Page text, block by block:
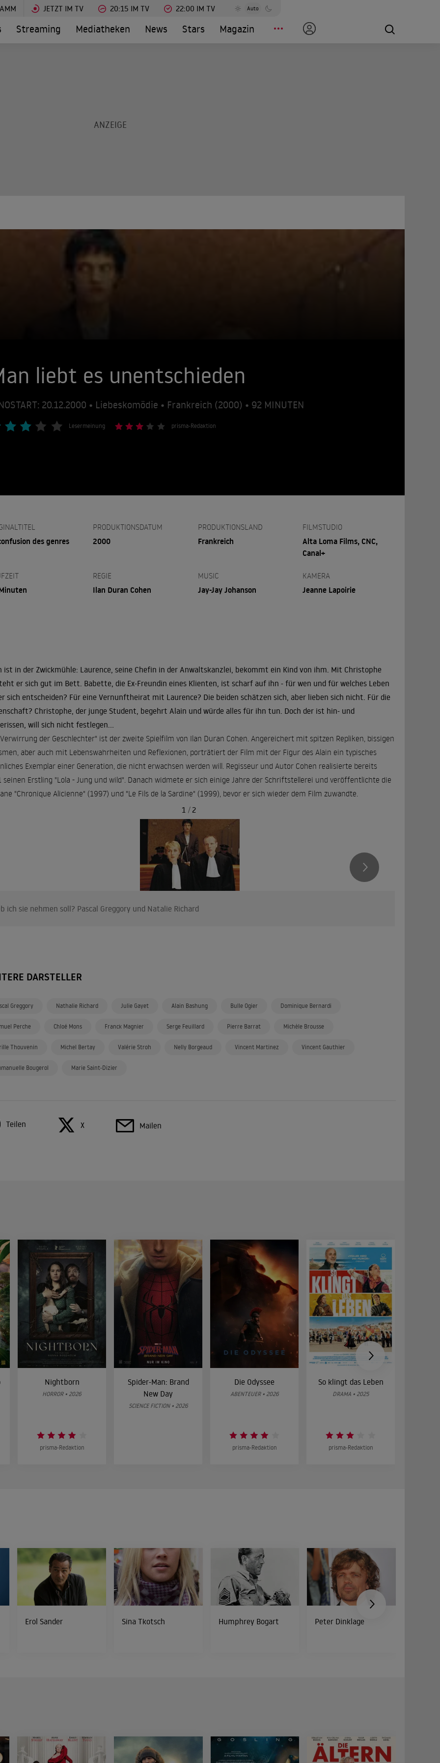
JETZT IM TV 20:15 IM TV 22:00 IM TV Auto
Streaming Mediatheken News Stars Magazin
liebt es unentschieden
20.12.2000 • Liebeskomödie • Frankreich (2000) • 92 MINUTEN
Lesermeinung prisma-Redaktion
des genres
PRODUKTIONSDATUM
2000
PRODUKTIONSLAND
Frankreich
FILMSTUDIO
Alta Loma Films, CNC,
Canal+
REGIE
Ilan Duran Cohen
MUSIC
Jay-Jay Johanson
KAMERA
Jeanne Lapoirie
ist in der Zwickmühle: Laurence, seine Chefin in der Anwaltskanzlei, bekommt ein Kind von ihm. Mit Christophe
er sich gut im Bett. Babette, die Ex-Freundin eines Klienten, ist scharf auf ihn - für wen und für welches Leben
sich entscheiden? Für eine Vernunftheirat mit Laurence? Die beiden schätzen sich, aber lieben sich nicht. Für die
Christophe, der junge Student, begehrt Alain und würde alles für ihn tun. Doch der ist hin- und
will sich nicht festlegen...
der Geschlechter" ist der zweite Spielfilm von Ilan Duran Cohen. Angereichert mit spitzen Repliken, bissigen
aber auch mit Lebenswahrheiten und Reflexionen, porträtiert der Film mit der Figur des Alain ein typisches
Exemplar einer Generation, die nicht erwachsen werden will. Regisseur und Autor Cohen realisierte bereits
seinen Erstling "Lola - Jung und wild". Danach widmete er sich einige Jahre der Schriftstellerei und veröffentlichte die
"Chronique Alicienne" (1997) und "Le Fils de la Sardine" (1999), bevor er sich wieder dem Film zuwandte.
ich sie nehmen soll? Pascal Greggory und Natalie Richard
1 / 2
DARSTELLER
Greggory Nathalie Richard Julie Gayet Alain Bashung Bulle Ogier Dominique Bernardi
Perche Chloé Mons Franck Magnier Serge Feuillard Pierre Barrat Michèle Brousse
Thouvenin Michel Bertay Valérie Stroh Nelly Borgeaud Vincent Martinez Vincent Gauthier
Bougerol Marie Saint-Dizier
Teilen X Mailen
Nightborn
HORROR • 2026
prisma-Redaktion
Spider-Man: Brand
New Day
SCIENCE FICTION • 2026
Die Odyssee
ABENTEUER • 2026
prisma-Redaktion
So klingt das Leben
DRAMA • 2025
prisma-Redaktion
Erol Sander Sina Tkotsch Humphrey Bogart Peter Dinklage